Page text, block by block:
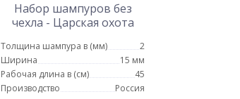
Набор шампуров без
чехла - Царская охота
Толщина шампура в (мм)
2
Ширина
15 мм
Рабочая длина в (см)
45
Производство
Россия